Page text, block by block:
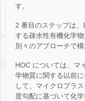
す。
2 番目のステップは
する疎水性有機化学
別々のアプローチで構
HOC については、マ
学物質に関する以前
して、マイクロプラ
度勾配に基づいて化